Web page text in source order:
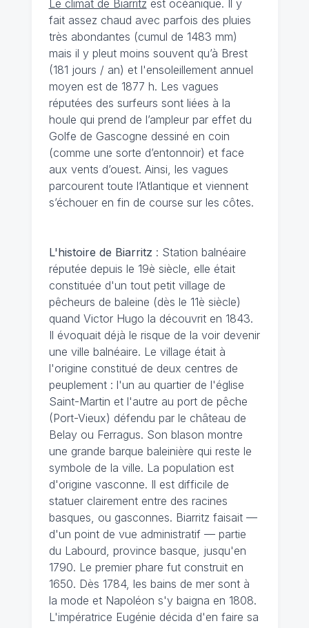
Le climat de Biarritz est océanique. Il y
fait assez chaud avec parfois des pluies
très abondantes (cumul de 1483 mm)
mais il y pleut moins souvent qu’à Brest
(181 jours / an) et l'ensoleillement annuel
moyen est de 1877 h. Les vagues
réputées des surfeurs sont liées à la
houle qui prend de l’ampleur par effet du
Golfe de Gascogne dessiné en coin
(comme une sorte d’entonnoir) et face
aux vents d’ouest. Ainsi, les vagues
parcourent toute l’Atlantique et viennent
s’échouer en fin de course sur les côtes.
L'histoire de Biarritz : Station balnéaire
réputée depuis le 19è siècle, elle était
constituée d'un tout petit village de
pêcheurs de baleine (dès le 11è siècle)
quand Victor Hugo la découvrit en 1843.
Il évoquait déjà le risque de la voir devenir
une ville balnéaire. Le village était à
l'origine constitué de deux centres de
peuplement : l'un au quartier de l'église
Saint-Martin et l'autre au port de pêche
(Port-Vieux) défendu par le château de
Belay ou Ferragus. Son blason montre
une grande barque baleinière qui reste le
symbole de la ville. La population est
d'origine vasconne. Il est difficile de
statuer clairement entre des racines
basques, ou gasconnes. Biarritz faisait —
d'un point de vue administratif — partie
du Labourd, province basque, jusqu'en
1790. Le premier phare fut construit en
1650. Dès 1784, les bains de mer sont à
la mode et Napoléon s'y baigna en 1808.
L'impératrice Eugénie décida d'en faire sa